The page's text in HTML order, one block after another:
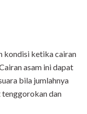
kondisi ketika cairan
asam ini dapat
bila jumlahnya
dan